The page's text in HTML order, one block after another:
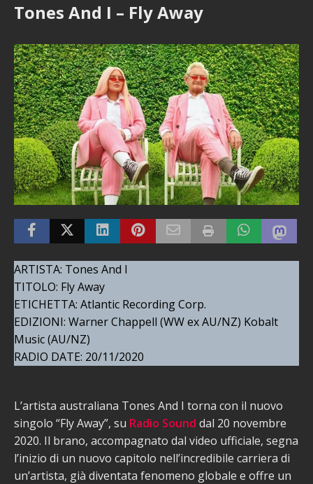
Tones And I – Fly Away
ARTISTA: Tones And I
TITOLO: Fly Away
ETICHETTA: Atlantic Recording Corp.
EDIZIONI: Warner Chappell (WW ex AU/NZ) Kobalt
Music (AU/NZ)
RADIO DATE: 20/11/2020
L’artista australiana Tones And I torna con il nuovo
singolo “Fly Away”, su Radio Sound dal 20 novembre
2020. Il brano, accompagnato dal video ufficiale, segna
l’inizio di un nuovo capitolo nell’incredibile carriera di
un’artista, già diventata fenomeno globale e offre un